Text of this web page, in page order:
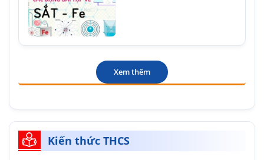
Xem thêm
Kiến thức THCS